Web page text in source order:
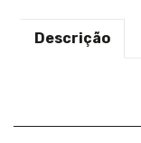
Descrição